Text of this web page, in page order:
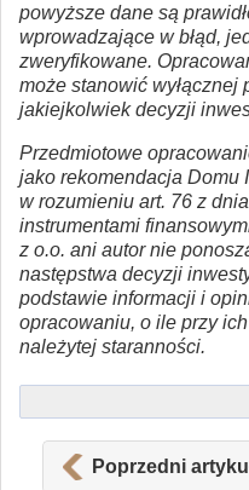
powyższe dane są
wprowadzające w błąd,
zweryfikowane.
może stanowić wyłącznej
jakiejkolwiek decyzji
Przedmiotowe
jako rekomendacja Domu
w rozumieniu art. 76 z
instrumentami
z o.o. ani autor nie
następstwa decyzji
podstawie informacji i
opracowaniu, o ile przy
należytej staranności.
Poprzedni